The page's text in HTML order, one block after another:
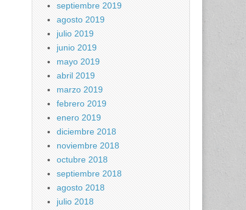
septiembre 2019
agosto 2019
julio 2019
junio 2019
mayo 2019
abril 2019
marzo 2019
febrero 2019
enero 2019
diciembre 2018
noviembre 2018
octubre 2018
septiembre 2018
agosto 2018
julio 2018